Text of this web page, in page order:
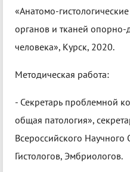
«Анатомо-
органов и тканей опорно-
человека», Курск, 2020.
Методическая работа:
- Секретарь проблемной
общая патология»,
Всероссийского
Гистологов, Эмбриологов.